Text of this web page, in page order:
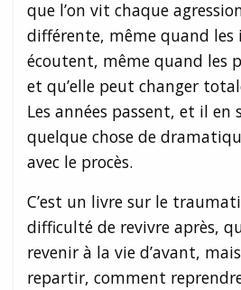
que l’on vit chaque
différente, même quand
écoutent, même quand les
et qu’elle peut changer
Les années passent, et il
quelque chose de
avec le procès.
C’est un livre sur le
difficulté de revivre après,
revenir à la vie d’avant,
repartir, comment